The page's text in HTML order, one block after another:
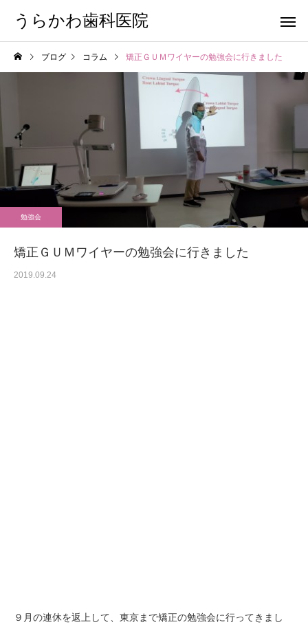
うらかわ歯科医院
ブログ コラム 矯正ＧＵＭワイヤーの勉強会に行きました
勉強会
矯正ＧＵＭワイヤーの勉強会に行きました
2019.09.24
９月の連休を返上して、東京まで矯正の勉強会に行ってきまし